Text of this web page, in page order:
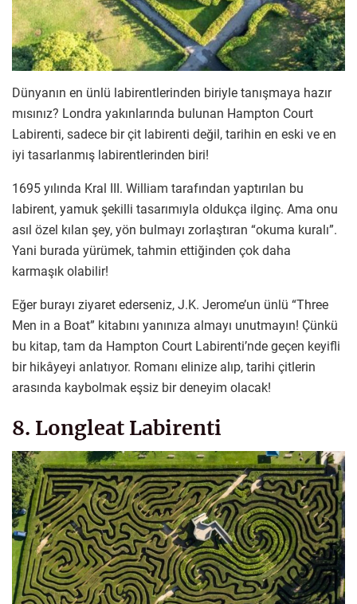
Dünyanın en ünlü labirentlerinden biriyle tanışmaya hazır
mısınız? Londra yakınlarında bulunan Hampton Court
Labirenti, sadece bir çit labirenti değil, tarihin en eski ve en
iyi tasarlanmış labirentlerinden biri!
1695 yılında Kral III. William tarafından yaptırılan bu
labirent, yamuk şekilli tasarımıyla oldukça ilginç. Ama onu
asıl özel kılan şey, yön bulmayı zorlaştıran “okuma kuralı”.
Yani burada yürümek, tahmin ettiğinden çok daha
karmaşık olabilir!
Eğer burayı ziyaret ederseniz, J.K. Jerome’un ünlü “Three
Men in a Boat” kitabını yanınıza almayı unutmayın! Çünkü
bu kitap, tam da Hampton Court Labirenti’nde geçen keyifli
bir hikâyeyi anlatıyor. Romanı elinize alıp, tarihi çitlerin
arasında kaybolmak eşsiz bir deneyim olacak!
8. Longleat Labirenti